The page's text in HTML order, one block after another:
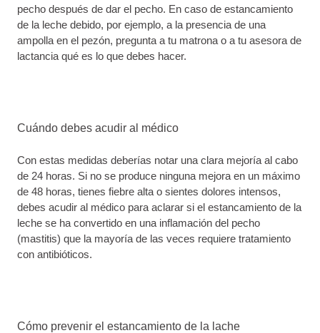
pecho después de dar el pecho. En caso de estancamiento
de la leche debido, por ejemplo, a la presencia de una
ampolla en el pezón, pregunta a tu matrona o a tu asesora de
lactancia qué es lo que debes hacer.
Cuándo debes acudir al médico
Con estas medidas deberías notar una clara mejoría al cabo
de 24 horas. Si no se produce ninguna mejora en un máximo
de 48 horas, tienes fiebre alta o sientes dolores intensos,
debes acudir al médico para aclarar si el estancamiento de la
leche se ha convertido en una inflamación del pecho
(mastitis) que la mayoría de las veces requiere tratamiento
con antibióticos.
Cómo prevenir el estancamiento de la lache